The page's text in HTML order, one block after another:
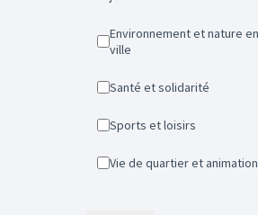
Environnement et nature en
ville
Santé et solidarité
Sports et loisirs
Vie de quartier et animation